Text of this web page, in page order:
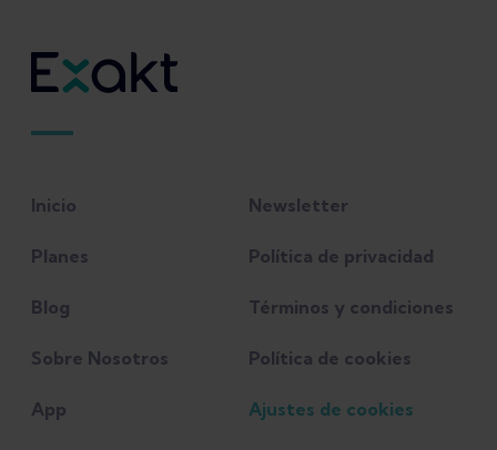
Inicio
Planes
Blog
Sobre Nosotros
App
Newsletter
Política de privacidad
Términos y condiciones
Política de cookies
Ajustes de cookies